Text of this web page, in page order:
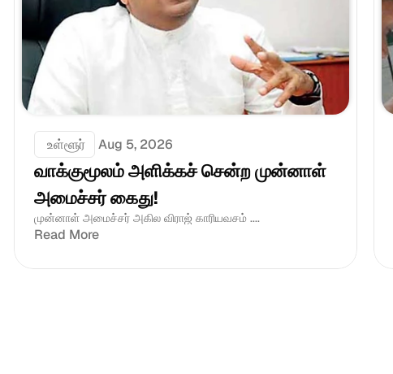
உள்ளூர் Aug 5, 2026
வாக்குமூலம் அளிக்கச் சென்ற முன்னாள்
அமைச்சர் கைது!
முன்னாள் அமைச்சர் அகில விராஜ் காரியவசம் ....
Read More